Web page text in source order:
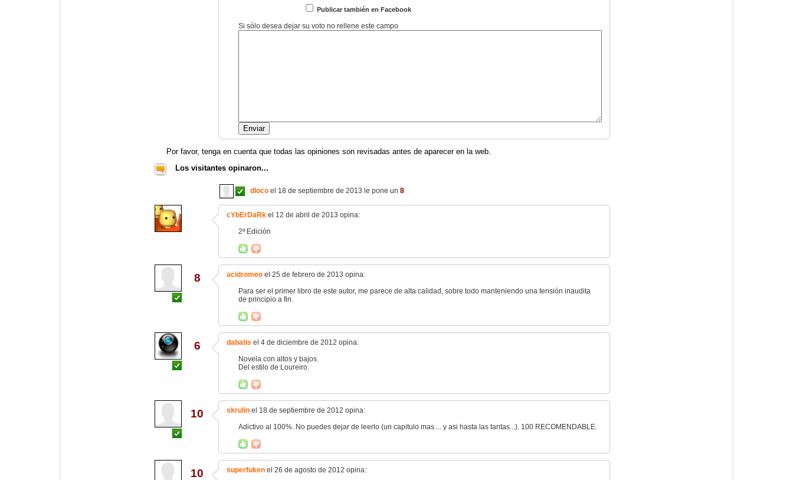
Publicar también en Facebook
Si sólo desea dejar su voto no rellene este campo
Por favor, tenga en cuenta que todas las opiniones son revisadas antes de aparecer en la web.
Los visitantes opinaron...
dloco el 18 de septiembre de 2013 le pone un 8
cYbErDaRk el 12 de abril de 2013 opina:
2ª Edición
8 acidromeo el 25 de febrero de 2013 opina:
Para ser el primer libro de este autor, me parece de alta calidad, sobre todo manteniendo una tensión inaudita
de principio a fin.
6 dabatis el 4 de diciembre de 2012 opina:
Novela con altos y bajos.
Del estilo de Loureiro.
10 skrulin el 18 de septiembre de 2012 opina:
Adictivo al 100%. No puedes dejar de leerlo (un capitulo mas.... y asi hasta las tantas...). 100 RECOMENDABLE.
10 superfuken el 26 de agosto de 2012 opina: